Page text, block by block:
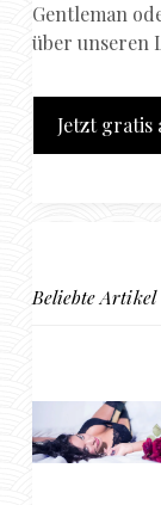
Gentleman
über unseren
Jetzt gratis
Beliebte Artikel